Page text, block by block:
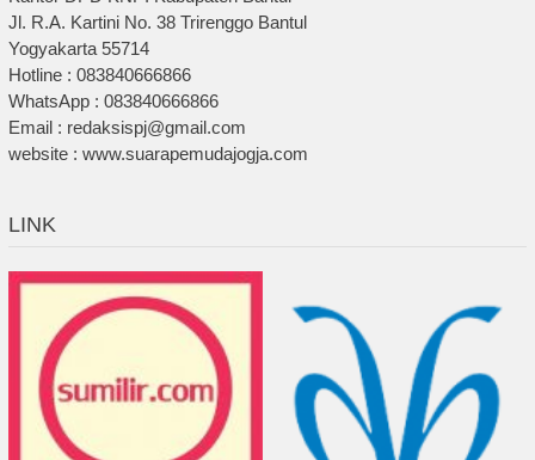
Jl. R.A. Kartini No. 38 Trirenggo Bantul
Yogyakarta 55714
Hotline : 083840666866
WhatsApp : 083840666866
Email : redaksispj@gmail.com
website : www.suarapemudajogja.com
LINK